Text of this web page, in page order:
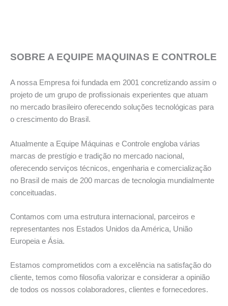
SOBRE A EQUIPE MAQUINAS E CONTROLE
A nossa Empresa foi fundada em 2001 concretizando assim o
projeto de um grupo de profissionais experientes que atuam
no mercado brasileiro oferecendo soluções tecnológicas para
o crescimento do Brasil.
Atualmente a Equipe Máquinas e Controle engloba várias
marcas de prestígio e tradição no mercado nacional,
oferecendo serviços técnicos, engenharia e comercialização
no Brasil de mais de 200 marcas de tecnologia mundialmente
conceituadas.
Contamos com uma estrutura internacional, parceiros e
representantes nos Estados Unidos da América, União
Europeia e Ásia.
Estamos comprometidos com a excelência na satisfação do
cliente, temos como filosofia valorizar e considerar a opinião
de todos os nossos colaboradores, clientes e fornecedores.